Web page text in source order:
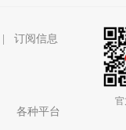
订阅信息
各种平台
官